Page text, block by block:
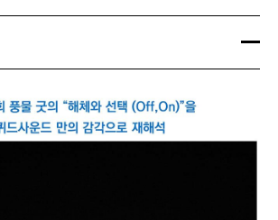
이 가능합니다.
- 단, 증빙 확인이 필요한 티켓은 공연
전 매표소를 방문하여 증빙 자료 확인 후